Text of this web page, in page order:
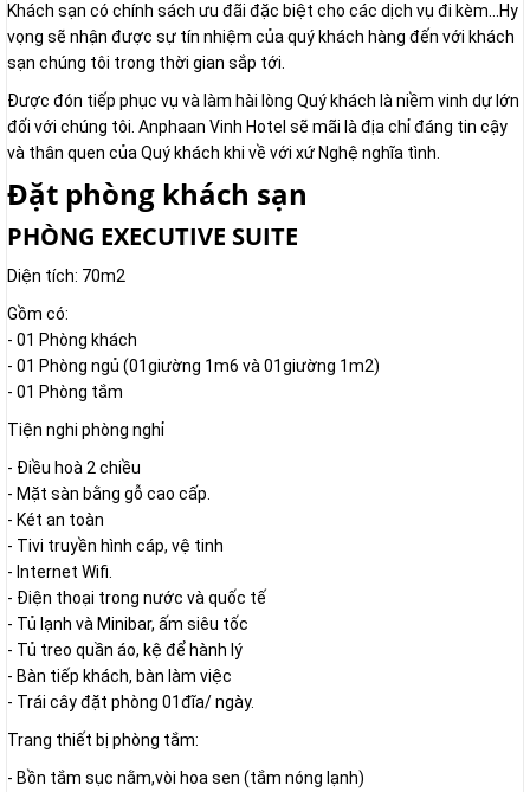
Khách sạn có chính sách ưu đãi đặc biệt cho các dịch vụ đi kèm…Hy
vọng sẽ nhận được sự tín nhiệm của quý khách hàng đến với khách
sạn chúng tôi trong thời gian sắp tới.
Được đón tiếp phục vụ và làm hài lòng Quý khách là niềm vinh dự lớn
đối với chúng tôi. Anphaan Vinh Hotel sẽ mãi là địa chỉ đáng tin cậy
và thân quen của Quý khách khi về với xứ Nghệ nghĩa tình.
Đặt phòng khách sạn
PHÒNG EXECUTIVE SUITE
Diện tích: 70m2
Gồm có:
- 01 Phòng khách
- 01 Phòng ngủ (01giường 1m6 và 01giường 1m2)
- 01 Phòng tắm
Tiện nghi phòng nghỉ
- Điều hoà 2 chiều
- Mặt sàn bằng gỗ cao cấp.
- Két an toàn
- Tivi truyền hình cáp, vệ tinh
- Internet Wifi.
- Điện thoại trong nước và quốc tế
- Tủ lạnh và Minibar, ấm siêu tốc
- Tủ treo quần áo, kệ để hành lý
- Bàn tiếp khách, bàn làm việc
- Trái cây đặt phòng 01đĩa/ ngày.
Trang thiết bị phòng tắm:
- Bồn tắm sục nằm,vòi hoa sen (tắm nóng lạnh)